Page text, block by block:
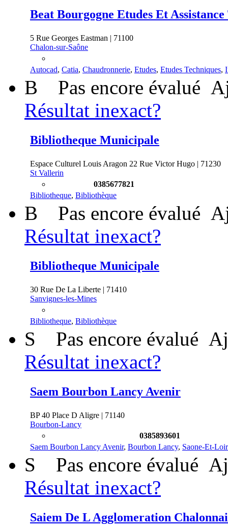
Beat Bourgogne Etudes Et
5 Rue Georges Eastman | 71100
Chalon-sur-Saône
Autocad, Catia, Chaudronnerie, Etudes, Etudes Techniques,
B Pas encore évalué
Résultat inexact?
Bibliotheque Municipale
Espace Culturel Louis Aragon 22 Rue Victor Hugo | 71230
St Vallerin
0385677821
Bibliotheque, Bibliothèque
B Pas encore évalué
Résultat inexact?
Bibliotheque Municipale
30 Rue De La Liberte | 71410
Sanvignes-les-Mines
Bibliotheque, Bibliothèque
S Pas encore évalué
Résultat inexact?
Saem Bourbon Lancy Avenir
BP 40 Place D Aligre | 71140
Bourbon-Lancy
0385893601
Saem Bourbon Lancy Avenir, Bourbon Lancy, Saone-Et-
S Pas encore évalué
Résultat inexact?
Saiem De L Agglomeration